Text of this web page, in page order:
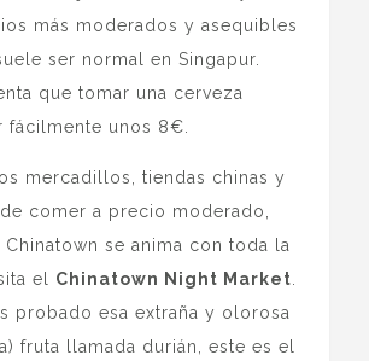
más moderados y asequibles
ser normal en Singapur.
que tomar una cerveza
fácilmente unos 8€.
mercadillos, tiendas chinas y
comer a precio moderado,
se anima con toda la
el Chinatown Night Market.
probado esa extraña y olorosa
fruta llamada durián, este es el